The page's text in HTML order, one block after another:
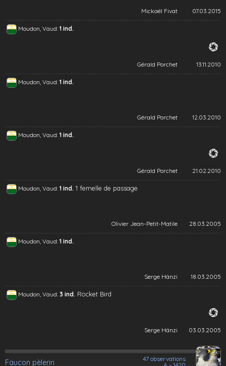
Mickaël Fivat 07.03.2015
Moudon, Vaud: 1 ind.
Gérald Porchet 13.11.2010
Moudon, Vaud: 1 ind.
Gérald Porchet 12.03.2010
Moudon, Vaud: 1 ind.
Gérald Porchet 21.02.2010
Moudon, Vaud: 1 ind. 1 femelle de passage
Olivier Jean-Petit-Matile 28.03.2005
Moudon, Vaud: 1 ind.
Serge Hänzi 18.03.2005
Moudon, Vaud: 3 ind. Rocket Bird
Serge Hänzi 03.03.2005
Faucon pèlerin
47 observations